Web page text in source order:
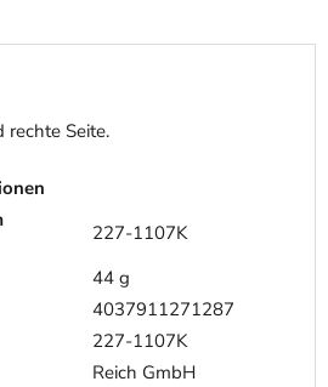
rechte Seite.
227-1107K
44 g
4037911271287
227-1107K
Reich GmbH